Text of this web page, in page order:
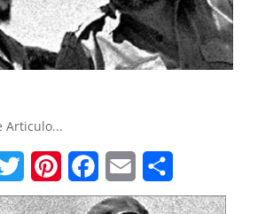
Articulo...
P
F
E
S